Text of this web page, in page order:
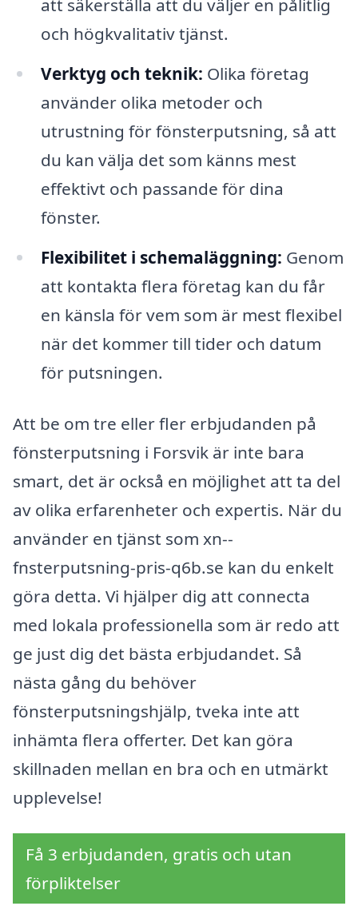
att säkerställa att du väljer en pålitlig
och högkvalitativ tjänst.
Verktyg och teknik: Olika företag
använder olika metoder och
utrustning för fönsterputsning, så att
du kan välja det som känns mest
effektivt och passande för dina
fönster.
Flexibilitet i schemaläggning: Genom
att kontakta flera företag kan du får
en känsla för vem som är mest flexibel
när det kommer till tider och datum
för putsningen.
Att be om tre eller fler erbjudanden på
fönsterputsning i Forsvik är inte bara
smart, det är också en möjlighet att ta del
av olika erfarenheter och expertis. När du
använder en tjänst som xn--
fnsterputsning-pris-q6b.se kan du enkelt
göra detta. Vi hjälper dig att connecta
med lokala professionella som är redo att
ge just dig det bästa erbjudandet. Så
nästa gång du behöver
fönsterputsningshjälp, tveka inte att
inhämta flera offerter. Det kan göra
skillnaden mellan en bra och en utmärkt
upplevelse!
Få 3 erbjudanden, gratis och utan
förpliktelser